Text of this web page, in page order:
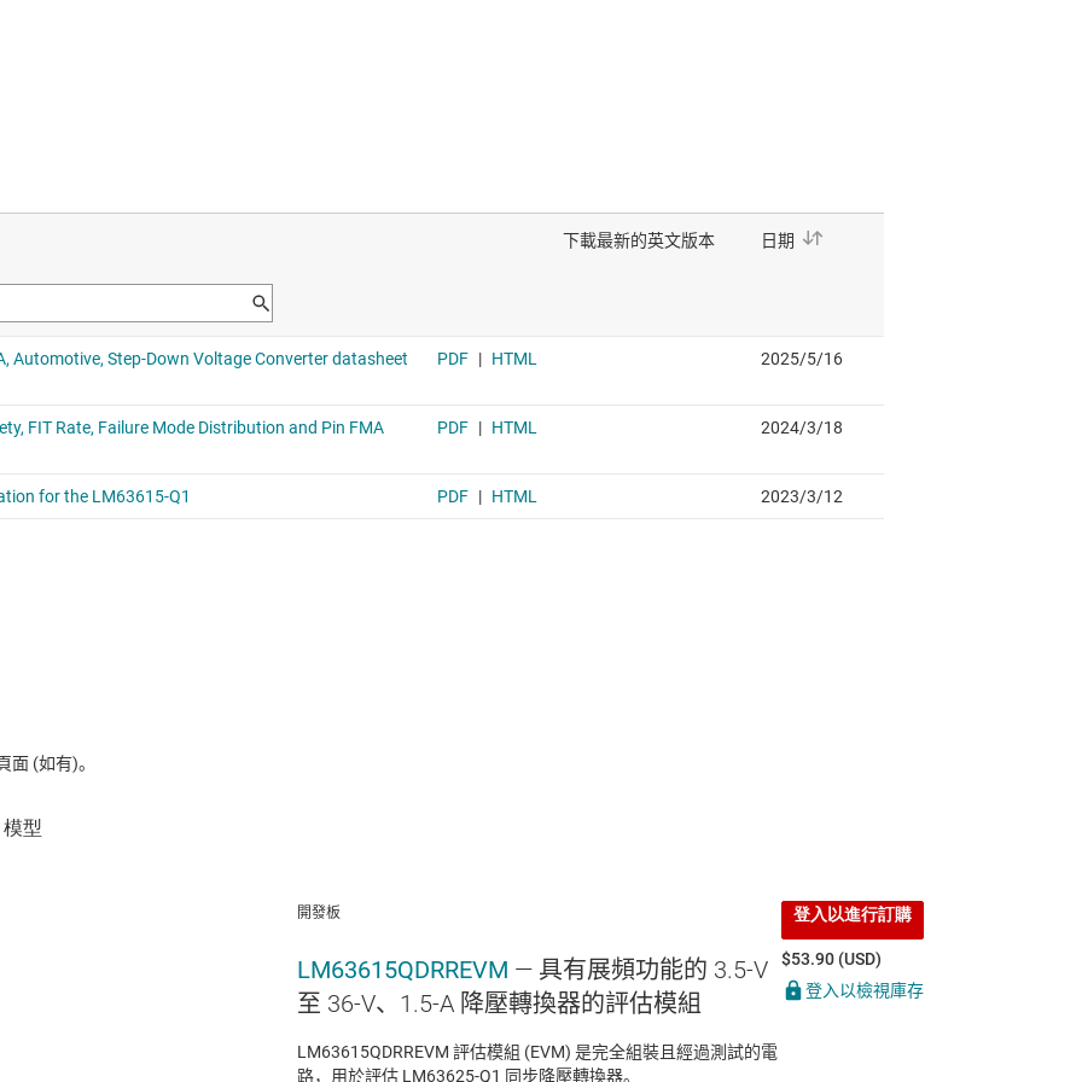
(如有)。
開發板
LM63615QDRREVM — 具有展頻功能的 3.5-V
至 36-V、1.5-A 降壓轉換器的評估模組
LM63615QDRREVM 評估模組 (EVM) 是完全組裝且經過測試的電
路，用於評估 LM63625-Q1 同步降壓轉換器。
登入以進行訂購
$53.90 (USD)
登入以檢視庫存